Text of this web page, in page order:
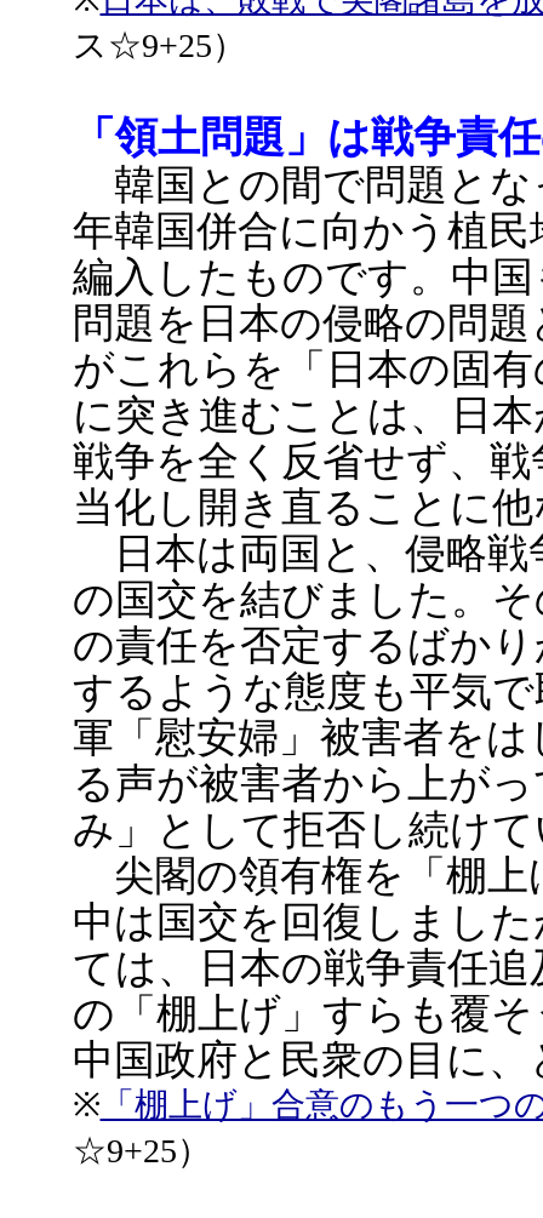
ス☆9+25）
「領土問題」は戦争責
韓国との間で問題とな
年韓国併合に向かう植
編入したものです。中
問題を日本の侵略の問
がこれらを「日本の固
に突き進むことは、日
戦争を全く反省せず、
当化し開き直ることに
日本は両国と、侵略戦
の国交を結びました。
の責任を否定するばか
するような態度も平気
軍「慰安婦」被害者を
る声が被害者から上が
み」として拒否し続け
尖閣の領有権を「棚上
中は国交を回復しまし
ては、日本の戦争責任
の「棚上げ」すらも覆
中国政府と民衆の目に
※ 「棚上げ」合意のもう一つ
☆9+25）